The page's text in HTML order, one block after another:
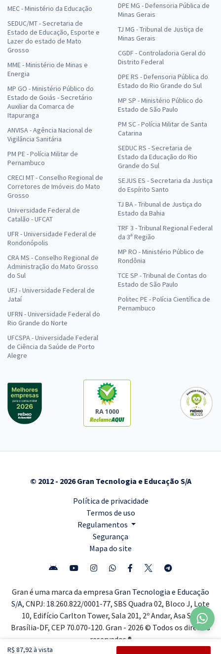
R$ 87,92 à vista
MEC - Ministério da Educação
SEDUC/MT - Secretaria de
Estado de Educação, Esporte e
Lazer do estado de Mato
Grosso
MME - Ministério de Minas e
Energia
MP GO - Ministério Público do
Estado de Goiás - Secretário
Auxiliar da Comarca de
Itapuranga
ANVISA - Agência Nacional de
Vigilância Sanitária
PM PE - Polícia Militar de
Pernambuco
CRECI MT - Conselho Regional de
Corretores de Imóveis do Mato
Grosso
Universidade Federal de
Catalão - UFCAT
UFR - Universidade Federal de
Rondonópolis
CRA MS - Conselho Regional de
Administração do Mato Grosso
do Sul
UFJ - Universidade Federal de
Jataí
UFRN - Universidade Federal do
Rio Grande do Norte
UFCSPA - Universidade Federal
de Ciência da Saúde de Porto
Alegre
DPE MG - Defensoria Pública de
Minas Gerais
TJ MG - Tribunal de Justiça de
Minas Gerais
CGDF - Controladoria Geral do
Distrito Federal
DPE RS - Defensoria Pública do
Estado do Rio Grande do Sul
MP SP - Ministério Público do
Estado de São Paulo
PM SC - Polícia Militar de Santa
Catarina
SEDUC RS - Secretaria de
Estado da Educação do Rio
Grande do Sul
SEJUS ES - Secretaria da Justiça
do Espírito Santo
TJ BA - Tribunal de Justiça do
Estado da Bahia
TRF 3 - Tribunal Regional Federal
da 3ª Região
MP RO - Ministério Público de
Rondônia
TCE SP - Tribunal de Contas do
Estado de São Paulo
Politec PE - Polícia Científica de
Pernambuco
RA 1000
© 2012 - 2026 Gran Tecnologia e Educação S/A
Política de privacidade
Termos de uso
Regulamentos
Segurança
Mapa do site
Gran é uma marca da empresa Gran Tecnologia e Educação
S/A, CNPJ: 18.260.822/0001-77, SBS Quadra 02, Bloco J, Lote
10, Edifício Carlton Tower, Sala 201, 2º Andar, Asa Sul,
Brasília-DF, CEP 70.070-120. Gran - 2026 © Todos os direitos
reservados ®